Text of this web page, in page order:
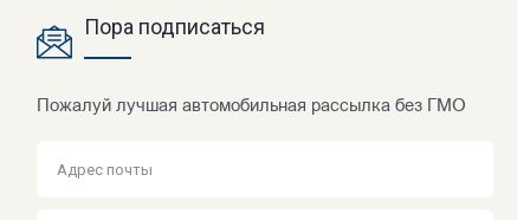
Пора подписаться
Пожалуй лучшая автомобильная рассылка без ГМО